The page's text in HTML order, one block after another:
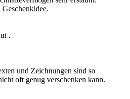
.
und Zeichnungen sind so
oft genug verschenken kann.